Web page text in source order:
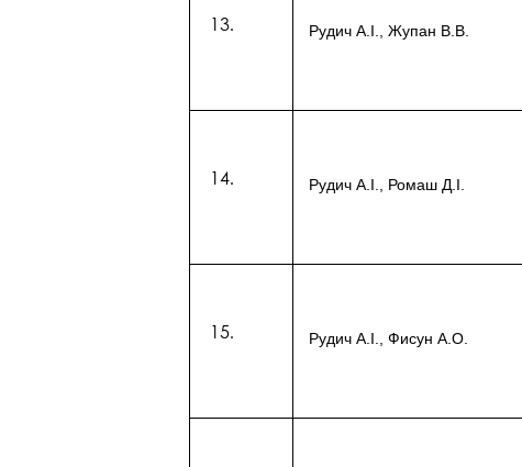
Рудич А.І., Жупан В.В.
Рудич А.І., Ромаш Д.І.
Рудич А.І., Фисун А.О.